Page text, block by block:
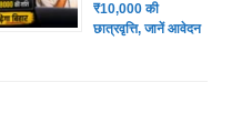
₹10,000 की
छात्रवृत्ति, जानें आवेदन